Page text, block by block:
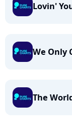
Lovin'
We Only
The